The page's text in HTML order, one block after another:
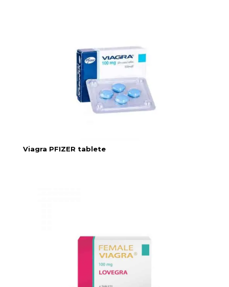
Viagra PFIZER tablete